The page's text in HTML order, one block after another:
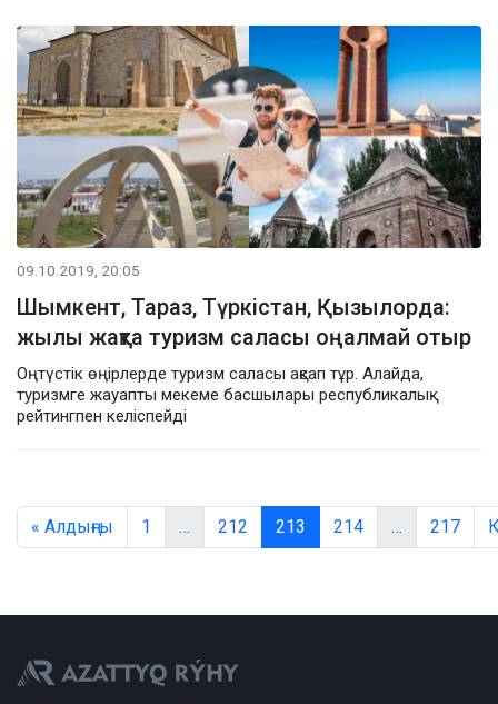
09.10.2019, 20:05
Шымкент, Тараз, Түркістан, Қызылорда:
жылы жақта туризм саласы оңалмай отыр
Оңтүстік өңірлерде туризм саласы ақсап тұр. Алайда,
туризмге жауапты мекеме басшылары республикалық
рейтингпен келіспейді
« Алдыңғы 1 212 213 214 217